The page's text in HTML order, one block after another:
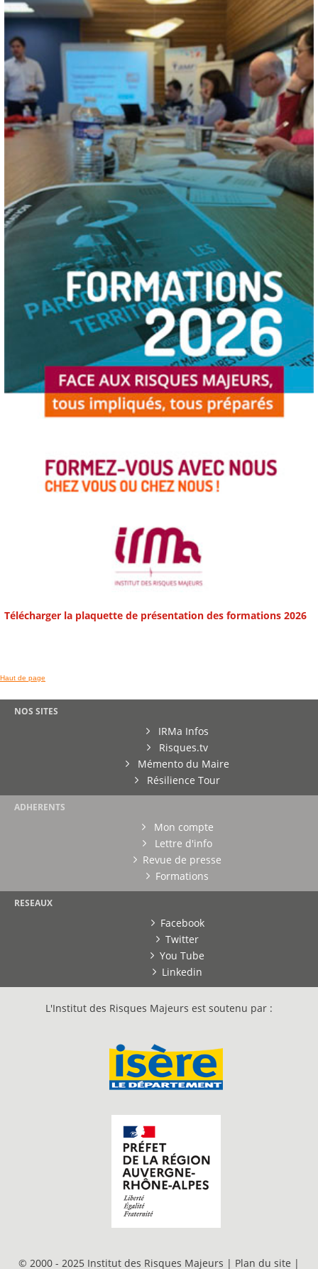
Télécharger la plaquette de présentation des formations 2026
Haut de page
NOS SITES
IRMa Infos
Risques.tv
Mémento du Maire
Résilience Tour
ADHERENTS
Mon compte
Lettre d'info
Revue de presse
Formations
RESEAUX
Facebook
Twitter
You Tube
Linkedin
L'Institut des Risques Majeurs est soutenu par :
© 2000 - 2025 Institut des Risques Majeurs | Plan du site |